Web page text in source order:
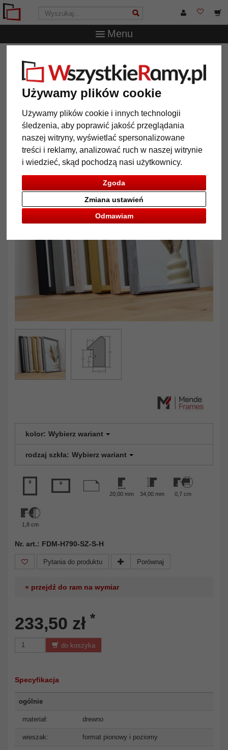
Używamy plików cookie
Używamy plików cookie i innych technologii
śledzenia, aby poprawić jakość przeglądania
naszej witryny, wyświetlać spersonalizowane
treści i reklamy, analizować ruch w naszej witrynie
i wiedzieć, skąd pochodzą nasi użytkownicy.
Zgoda
Odmawiam
Zmiana ustawień
Menu
ścianę Mencuna na wymiar
Lustro na ścianę Mencuna na
wymiar
Powrót
kolor: Wybierz wariant
rodzaj szkła: Wybierz wariant
20,00 mm 34,00 mm 0,7 cm
1,8 cm
Nr. art.: FDM-H790-SZ-S-H
Pytania do produktu Porównaj
» przejdź do ram na wymiar
233,50 zł *
do koszyka
Specyfikacja
ogólnie
materiał: drewno
wieszak: format pionowy i poziomy